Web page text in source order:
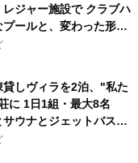
ジャー施設で クラブハ
プールと、変わった形の
BOXY AWAJI」のお
泊プランで
貸しヴィラを2泊、"私た
に 1日1組・最大8名
ウナとジェットバス付
Temps AWAJIの連泊